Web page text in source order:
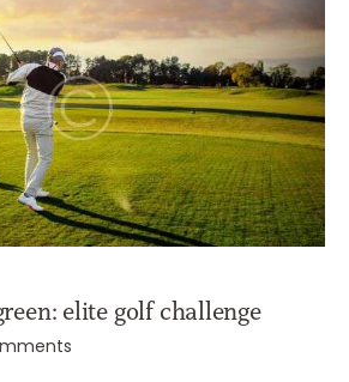
elite golf challenge